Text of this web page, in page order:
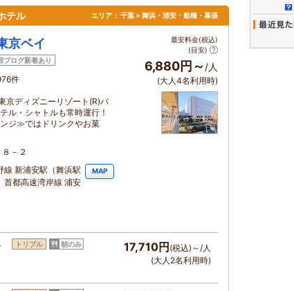
テル エリア： 千葉 > 舞浜・浦安・船橋・幕張
京ベイ
ブログ新着あり
件
京ディズニーリゾート(R)パ
ル・シャトルも常時運行！
ジ≫ではドリンクやお菓
－２
線 新浦安駅（舞浜駅
都高速湾岸線 浦安
MAP
最安料金(税込)
(目安)
6,880円～ /人
(大人4名利用時)
トリプル 朝のみ 17,710円 (税込)～/人
(大人2名利用時)